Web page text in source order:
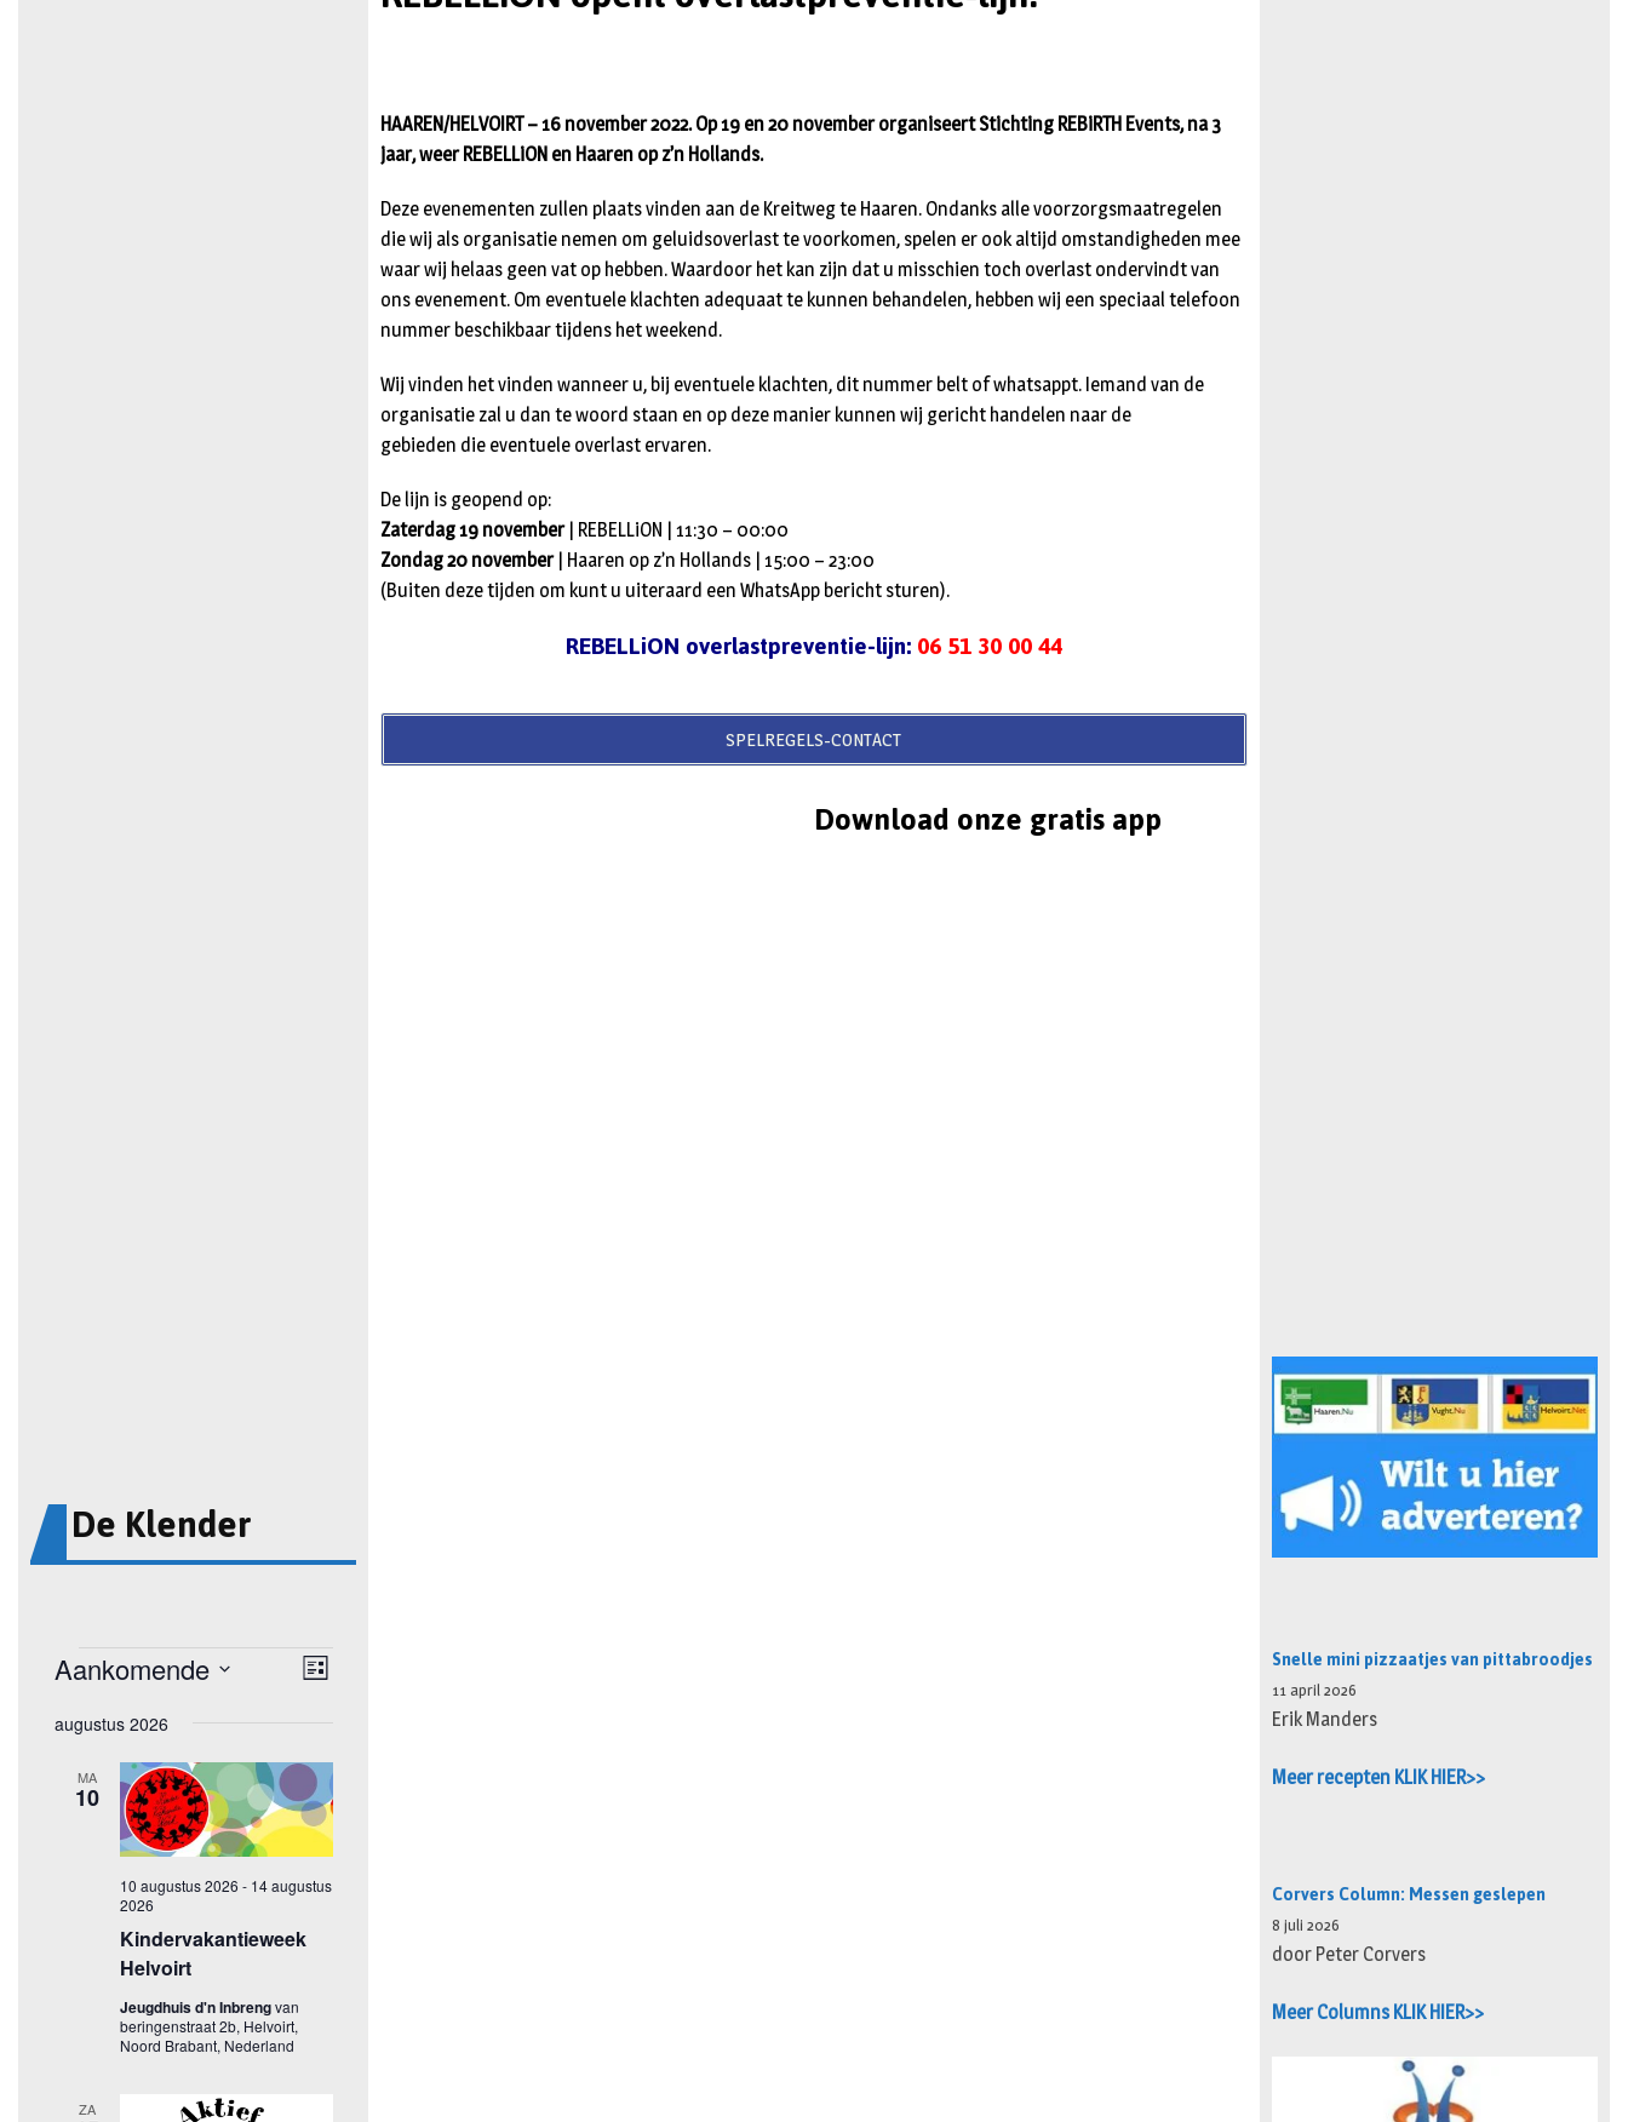
De Klender
HAAREN/HELVOIRT – 16 november 2022. Op 19 en 20 november organiseert Stichting REBiRTH Events, na 3
jaar, weer REBELLiON en Haaren op z’n Hollands.
Deze evenementen zullen plaats vinden aan de Kreitweg te Haaren. Ondanks alle voorzorgsmaatregelen
die wij als organisatie nemen om geluidsoverlast te voorkomen, spelen er ook altijd omstandigheden mee
waar wij helaas geen vat op hebben. Waardoor het kan zijn dat u misschien toch overlast ondervindt van
ons evenement. Om eventuele klachten adequaat te kunnen behandelen, hebben wij een speciaal telefoon
nummer beschikbaar tijdens het weekend.
Wij vinden het vinden wanneer u, bij eventuele klachten, dit nummer belt of whatsappt. Iemand van de
organisatie zal u dan te woord staan en op deze manier kunnen wij gericht handelen naar de
gebieden die eventuele overlast ervaren.
De lijn is geopend op:
Zaterdag 19 november| REBELLiON | 11:30 – 00:00
Zondag 20 november| Haaren op z’n Hollands | 15:00 – 23:00
(Buiten deze tijden om kunt u uiteraard een WhatsApp bericht sturen).
REBELLiON overlastpreventie-lijn:06 51 30 00 44
SPELREGELS-CONTACT
Download onze gratis app
Snelle mini pizzaatjes van pittabroodjes
11 april 2026
Erik Manders
Meer recepten KLIK HIER>>
Corvers Column: Messen geslepen
8 juli 2026
door Peter Corvers
Meer Columns KLIK HIER>>